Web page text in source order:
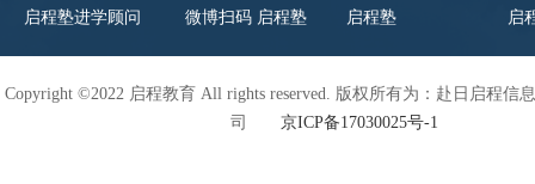
启程塾进学顾问
微博扫码 启程塾
启程塾
启
Copyright ©2022 启程教育 All rights reserved. 版权所有为：赴日启程信
司 京ICP备17030025号-1